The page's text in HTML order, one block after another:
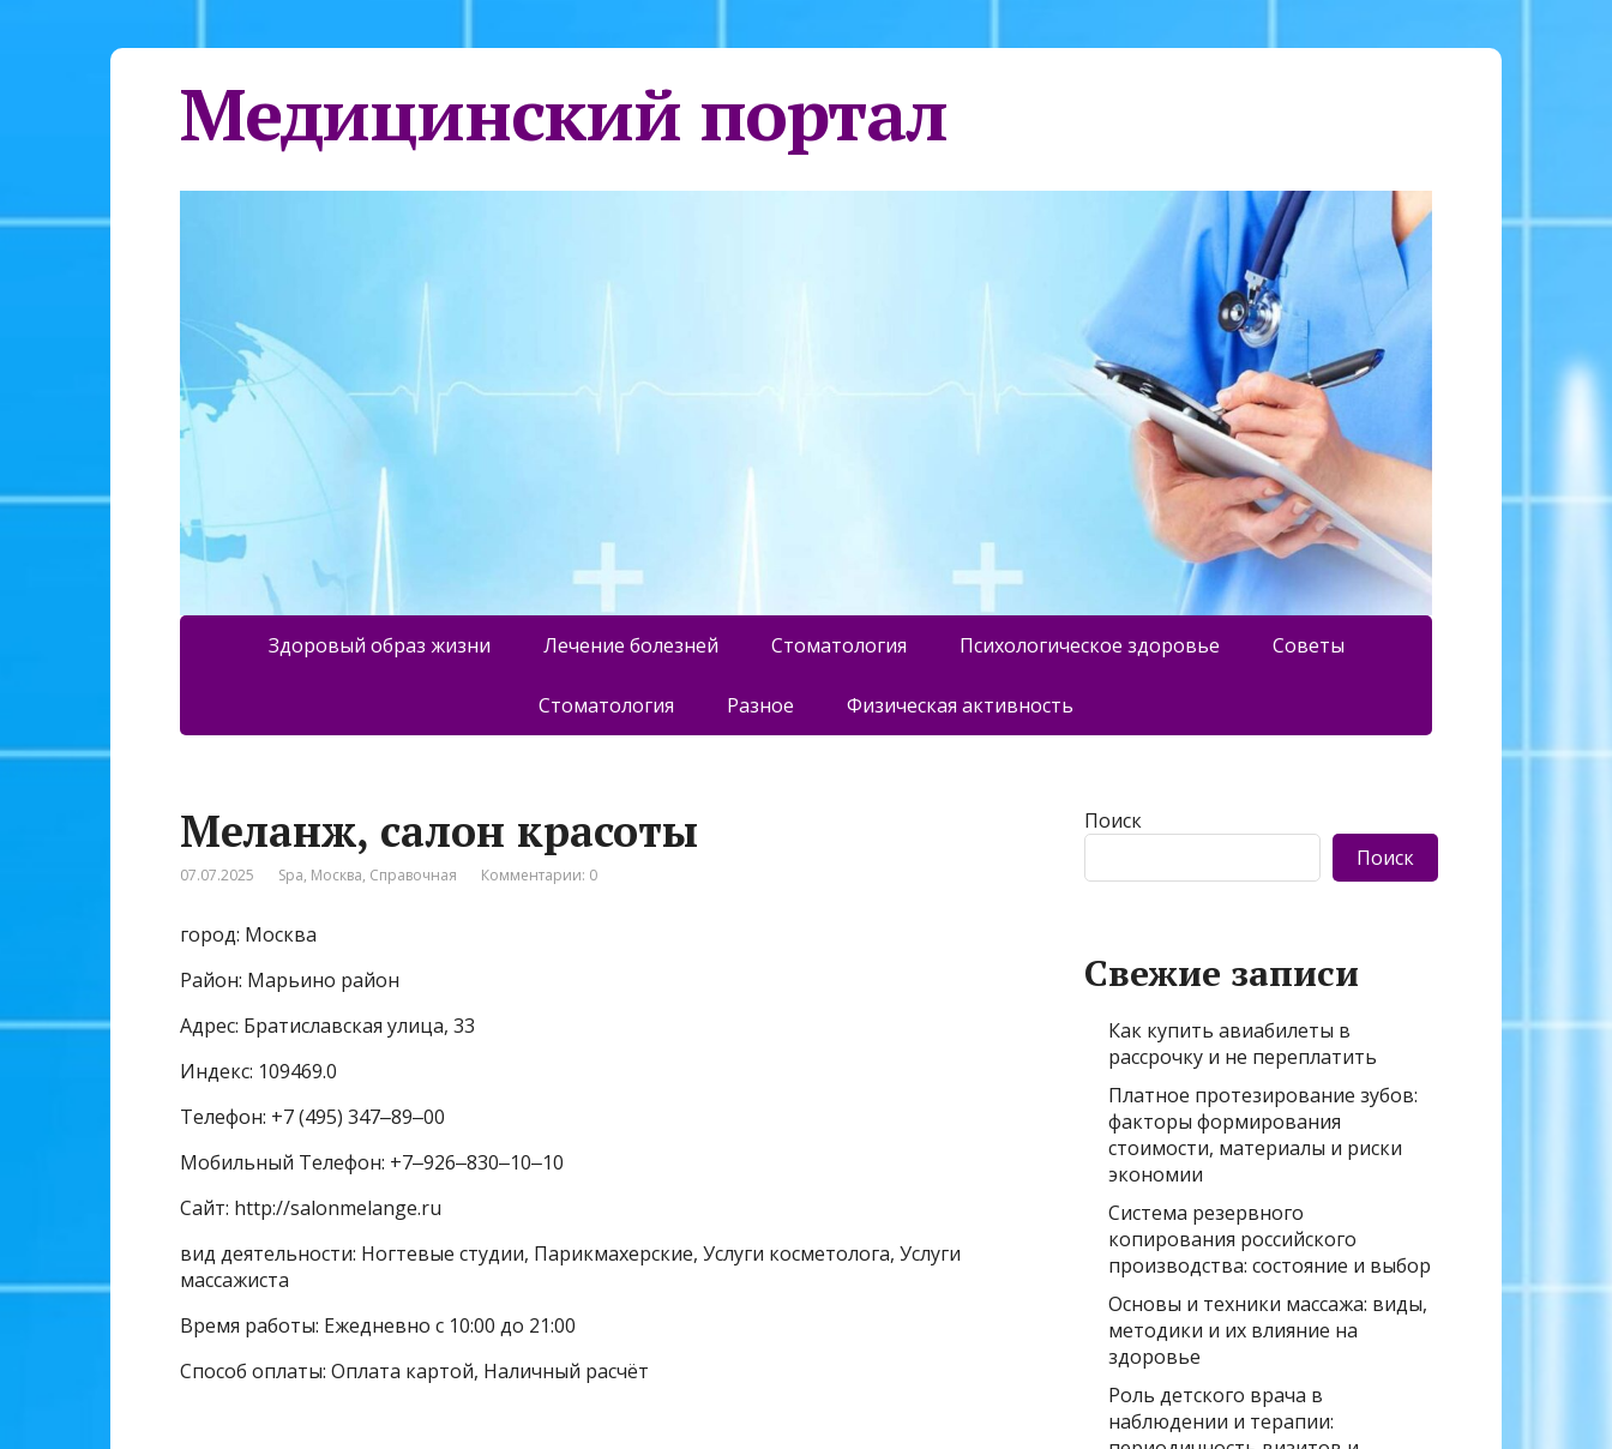
Медицинский портал
Здоровый образ жизни Лечение болезней Стоматология Психологическое здоровье Советы
Стоматология Разное Физическая активность
Меланж, салон красоты
07.07.2025 Spa, Москва, Справочная Комментарии: 0
город: Москва
Район: Марьино район
Адрес: Братиславская улица, 33
Индекс: 109469.0
Телефон: +7 (495) 347‒89‒00
Мобильный Телефон: +7‒926‒830‒10‒10
Сайт: http://salonmelange.ru
вид деятельности: Ногтевые студии, Парикмахерские, Услуги косметолога, Услуги
массажиста
Время работы: Ежедневно с 10:00 до 21:00
Способ оплаты: Оплата картой, Наличный расчёт
Поиск
Поиск
Свежие записи
Как купить авиабилеты в
рассрочку и не переплатить
Платное протезирование зубов:
факторы формирования
стоимости, материалы и риски
экономии
Система резервного
копирования российского
производства: состояние и выбор
Основы и техники массажа: виды,
методики и их влияние на
здоровье
Роль детского врача в
наблюдении и терапии: